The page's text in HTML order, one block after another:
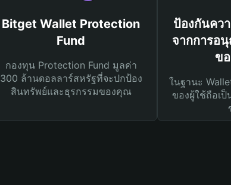
Bitget Wallet Protection
Fund
กองทุน Protection Fund มูลค่า
300 ล้านดอลลาร์สหรัฐที่จะปกป้อง
สินทรัพย์และธุรกรรมของคุณ
ป้องกันคว
จากการอ
ข
ในฐานะ
ของผู้ใช้ถือเ